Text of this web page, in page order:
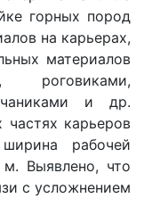
горных пород
на карьерах,
материалов
роговиками,
и др.
частях карьеров
рабочей
Выявлено, что
с усложнением